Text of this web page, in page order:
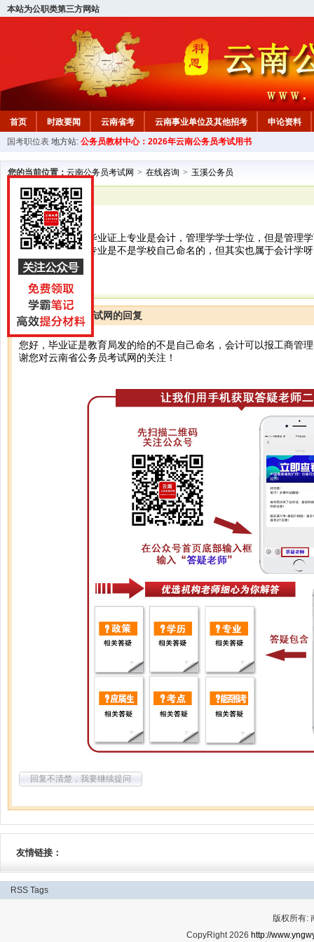
本站为公职类第三方网站
首页 时政要闻 云南省考 云南事业单位及其他招考
申论资料
国考职位表 地方站: 公务员教材中心：2026年云南公务员考试用书
您的当前位置： 云南公务员考试网 > 在线咨询 > 玉溪公务员
已解决
玉溪公务员
老师您好，本科毕业证上专业是会计，管理学学士学位，但是管理
学，毕业证上的专业是不是学校自己命名的，但其实也属于会计学
云南公务员考试网的回复
您好，毕业证是教育局发的给的不是自己命名，会计可以报工商管
谢您对云南省公务员考试网的关注！
回复不清楚，我要继续提问
友情链接：
RSS Tags
版权所有:
CopyRight 2026 http://